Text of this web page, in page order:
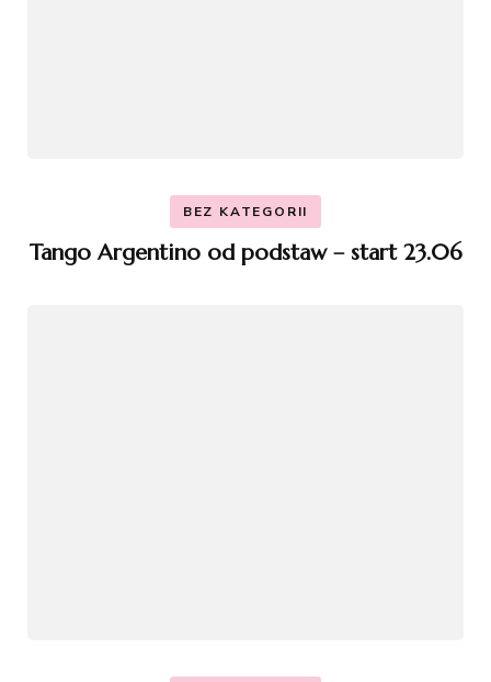
BEZ KATEGORII
Tango Argentino od podstaw – start 23.06